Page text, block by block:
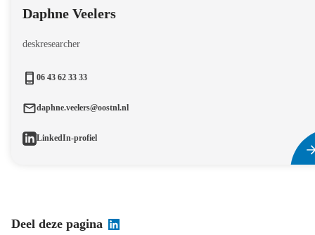
Daphne Veelers
deskresearcher
06 43 62 33 33
daphne.veelers@oostnl.nl
LinkedIn-profiel
Deel deze pagina